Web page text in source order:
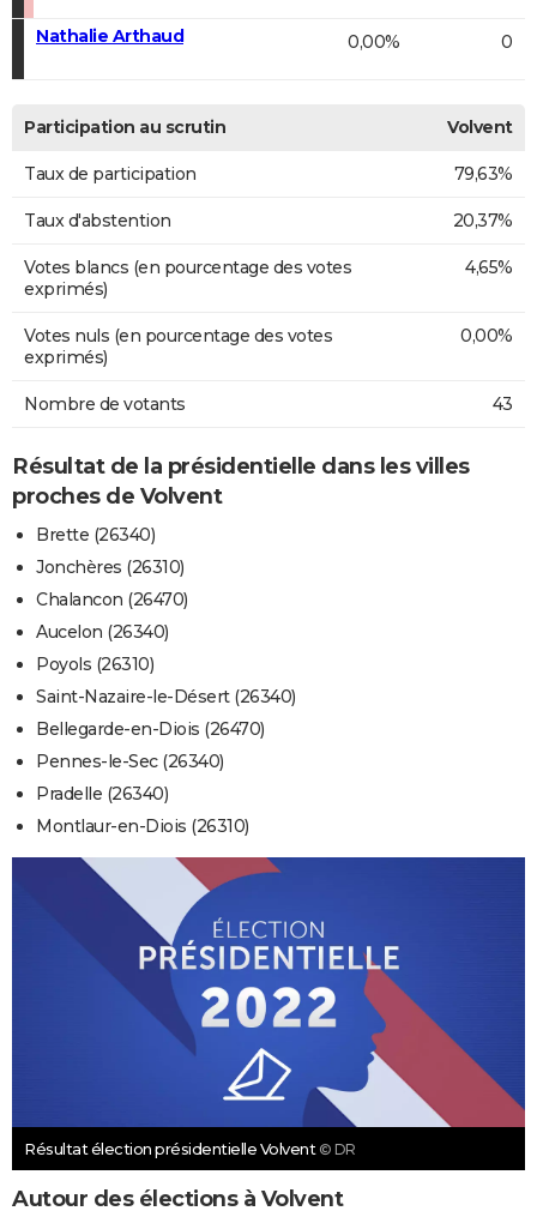
Nathalie Arthaud 0,00% 0
Participation au scrutin Volvent
Taux de participation 79,63%
Taux d'abstention 20,37%
Votes blancs (en pourcentage des votes
exprimés)
4,65%
Votes nuls (en pourcentage des votes
exprimés)
0,00%
Nombre de votants 43
Résultat de la présidentielle dans les villes
proches de Volvent
Brette (26340)
Jonchères (26310)
Chalancon (26470)
Aucelon (26340)
Poyols (26310)
Saint-Nazaire-le-Désert (26340)
Bellegarde-en-Diois (26470)
Pennes-le-Sec (26340)
Pradelle (26340)
Montlaur-en-Diois (26310)
Résultat élection présidentielle Volvent © DR
Autour des élections à Volvent